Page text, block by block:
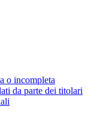
o incompleta
da parte dei titolari